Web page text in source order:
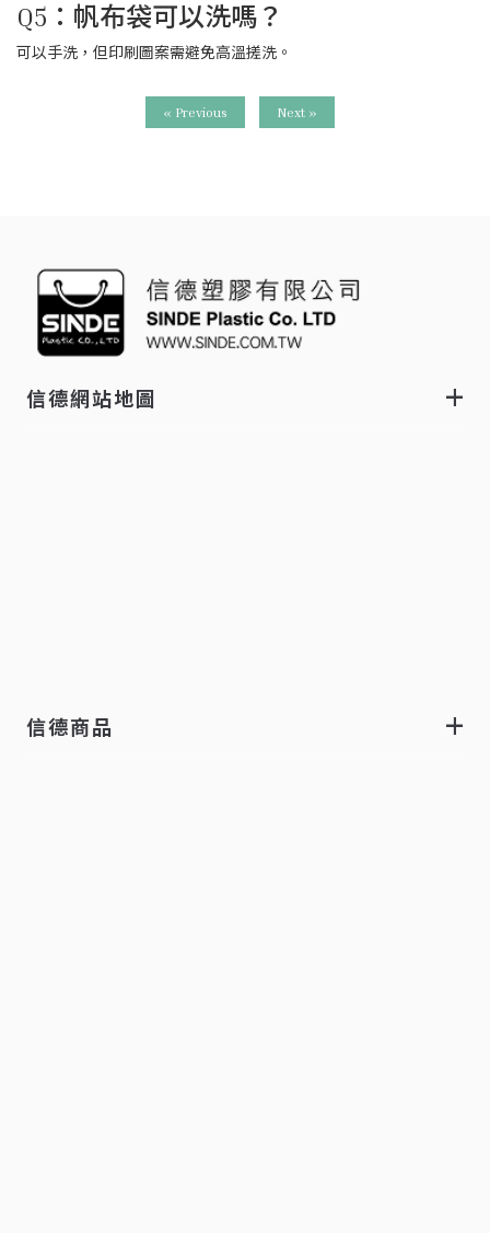
Q5：帆布袋可以洗嗎？
可以手洗，但印刷圖案需避免高溫搓洗。
« Previous Next »
信德網站地圖
信德商品